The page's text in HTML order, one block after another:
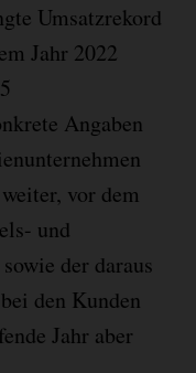
Umsatzrekord
Jahr 2022
Angaben
vor dem
und
der daraus
den Kunden
Jahr aber